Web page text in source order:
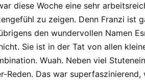
diese Woche eine sehr
zu zeigen. Denn Franzi ist
den wundervollen Namen
Sie ist in der Tat von allen
Wuah. Neben viel
Reden. Das war